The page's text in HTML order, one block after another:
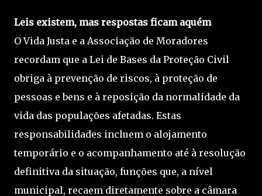
Leis existem, mas respostas ficam aquém
O Vida Justa e a Associação de Moradores
recordam que a Lei de Bases da Proteção Civil
obriga à prevenção de riscos, à proteção de
pessoas e bens e à reposição da normalidade da
vida das populações afetadas. Estas
responsabilidades incluem o alojamento
temporário e o acompanhamento até à resolução
definitiva da situação, funções que, a nível
municipal, recaem diretamente sobre a câmara